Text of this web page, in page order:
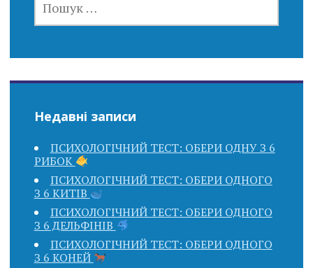
Недавні записи
ПСИХОЛОГІЧНИЙ ТЕСТ: ОБЕРИ ОДНУ З 6
РИБОК
ПСИХОЛОГІЧНИЙ ТЕСТ: ОБЕРИ ОДНОГО
З 6 КИТІВ
ПСИХОЛОГІЧНИЙ ТЕСТ: ОБЕРИ ОДНОГО
З 6 ДЕЛЬФІНІВ
ПСИХОЛОГІЧНИЙ ТЕСТ: ОБЕРИ ОДНОГО
З 6 КОНЕЙ